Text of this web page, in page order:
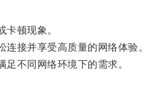
顿现象。
接并享受高质量的网络体验。
不同网络环境下的需求。